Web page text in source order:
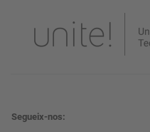
Segueix-nos